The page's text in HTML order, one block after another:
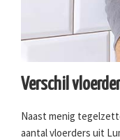
Verschil
Naast menig
aantal vloerders uit